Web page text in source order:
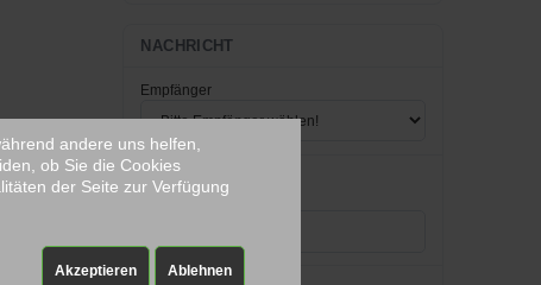
NACHRICHT
Empfänger
Betreff
[Feedback]
andere uns helfen,
ob Sie die Cookies
der Seite zur Verfügung
Akzeptieren Ablehnen